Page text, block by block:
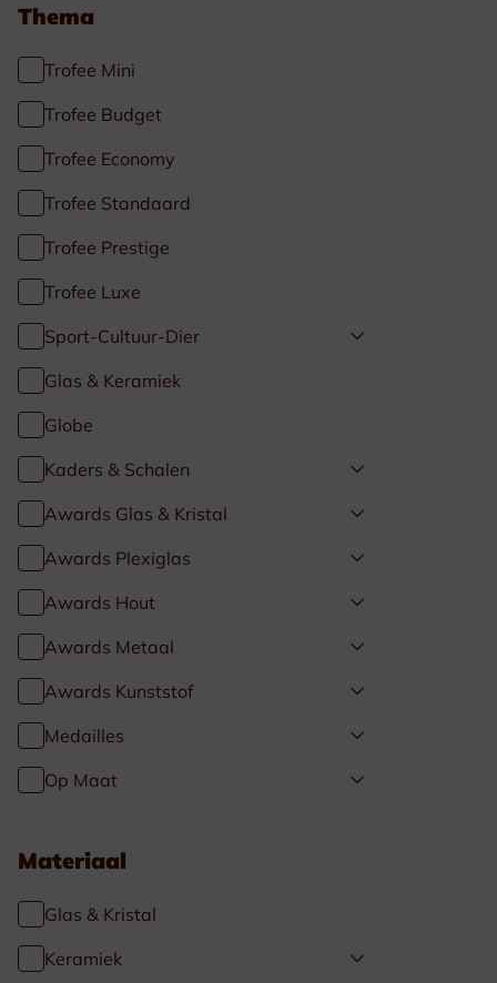
Thema
Trofee Mini
Trofee Budget
Trofee Economy
Trofee Standaard
Trofee Prestige
Trofee Luxe
Sport-Cultuur-Dier
Glas & Keramiek
Globe
Kaders & Schalen
Awards Glas & Kristal
Awards Plexiglas
Awards Hout
Awards Metaal
Awards Kunststof
Medailles
Op Maat
Materiaal
Glas & Kristal
Keramiek